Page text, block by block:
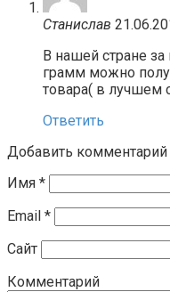
Станислав
В нашей стране
грамм можно
товара( в лучшем
Ответить
Добавить комментарий
Имя *
Email *
Сайт
Комментарий